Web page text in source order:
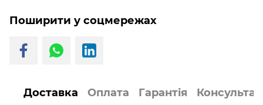
Поширити у соцмережах
Доставка Оплата Гарантія